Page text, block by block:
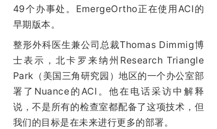
49个办事处。EmergeOrtho正在使用ACI的
早期版本。
整形外科医生兼公司总裁Thomas Dimmig博
士表示，北卡罗来纳州Research Triangle
Park（美国三角研究园）地区的一个办公室部
署了Nuance的ACI。他在电话采访中解释
说，不是所有的检查室都配备了这项技术，但
我们的目标是在未来进行更多的部署。